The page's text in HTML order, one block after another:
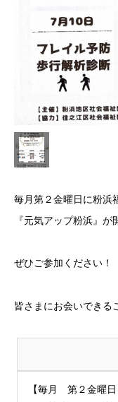
毎月第２金曜日に粉浜
『元気アップ粉浜』が
ぜひご参加ください！
皆さまにお会いできる
【毎月 第２金曜